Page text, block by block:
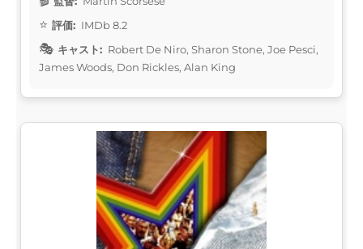
評価: IMDb 8.2
キャスト: Robert De Niro, Sharon Stone, Joe Pesci,
James Woods, Don Rickles, Alan King